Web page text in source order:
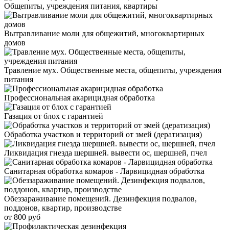
Общепиты, учреждения питания, квартиры
Вытравливание моли для общежитий, многоквартирных
домов
Травление мух. Общественные места, общепиты, учреждения
питания
Профессиональная акарицидная обработка
Газация от блох с гарантией
Обработка участков и территорий от змей (дератизация)
Ликвидация гнезда шершней. вывести ос, шершней, пчел
Санитарная обработка комаров - Ларвицидная обработка
Обеззараживание помещений. Дезинфекция подвалов,
поддонов, квартир, производстве
от 800 руб